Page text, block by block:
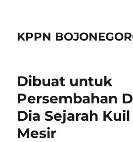
KPPN
Dibuat untuk
Persembahan
Dia Sejarah
Mesir